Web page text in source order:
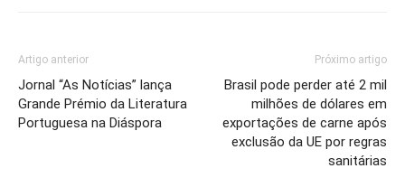
Artigo anterior
Jornal “As Notícias” lança
Grande Prémio da Literatura
Portuguesa na Diáspora
Próximo artigo
Brasil pode perder até 2 mil
milhões de dólares em
exportações de carne após
exclusão da UE por regras
sanitárias